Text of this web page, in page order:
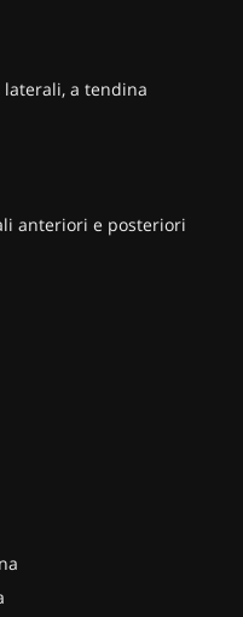
laterali, a tendina
anteriori e posteriori